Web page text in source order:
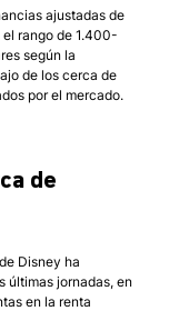
ajustadas de
el rango de 1.400-
según la
de los cerca de
por el mercado.
de
Disney ha
últimas jornadas, en
en la renta